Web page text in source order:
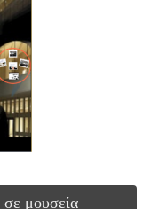
σε μουσεία